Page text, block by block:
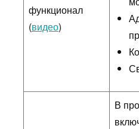
функционал
(видео)
В